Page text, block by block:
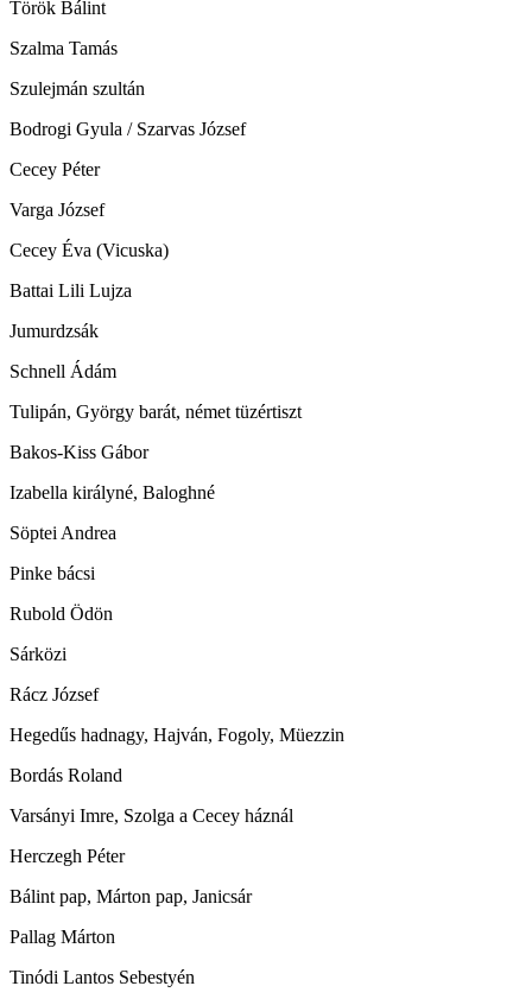
Török Bálint
Szalma Tamás
Szulejmán szultán
Bodrogi Gyula / Szarvas József
Cecey Péter
Varga József
Cecey Éva (Vicuska)
Battai Lili Lujza
Jumurdzsák
Schnell Ádám
Tulipán, György barát, német tüzértiszt
Bakos-Kiss Gábor
Izabella királyné, Baloghné
Söptei Andrea
Pinke bácsi
Rubold Ödön
Sárközi
Rácz József
Hegedűs hadnagy, Hajván, Fogoly, Müezzin
Bordás Roland
Varsányi Imre, Szolga a Cecey háznál
Herczegh Péter
Bálint pap, Márton pap, Janicsár
Pallag Márton
Tinódi Lantos Sebestyén